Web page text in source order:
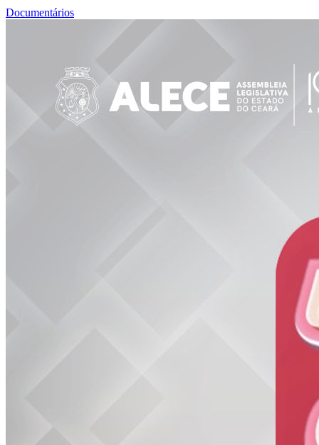
Documentários